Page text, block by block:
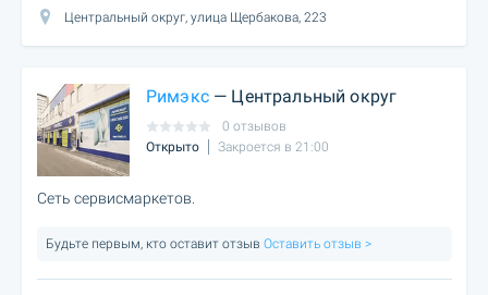
Центральный округ, улица Щербакова, 223
Римэкс— Центральный округ
0 отзывов
Открыто
Закроется в 21:00
Сеть сервисмаркетов.
Будьте первым, кто оставит отзыв Оставить отзыв >